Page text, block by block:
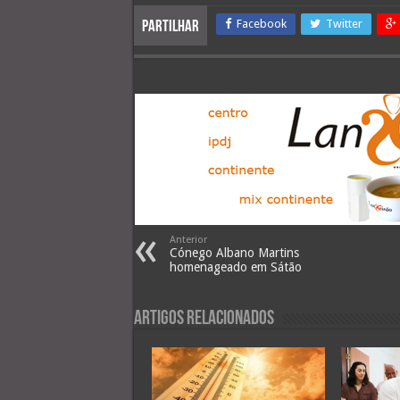
Partilhar Facebook Twitter
Anterior
Cónego Albano Martins
homenageado em Sátão
Artigos Relacionados